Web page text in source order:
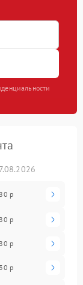
р
р
р
р